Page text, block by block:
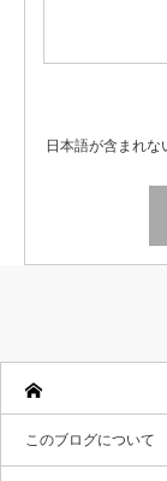
日本語が含まれな
このブログについて